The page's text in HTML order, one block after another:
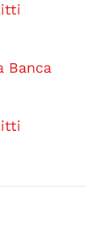
Banca